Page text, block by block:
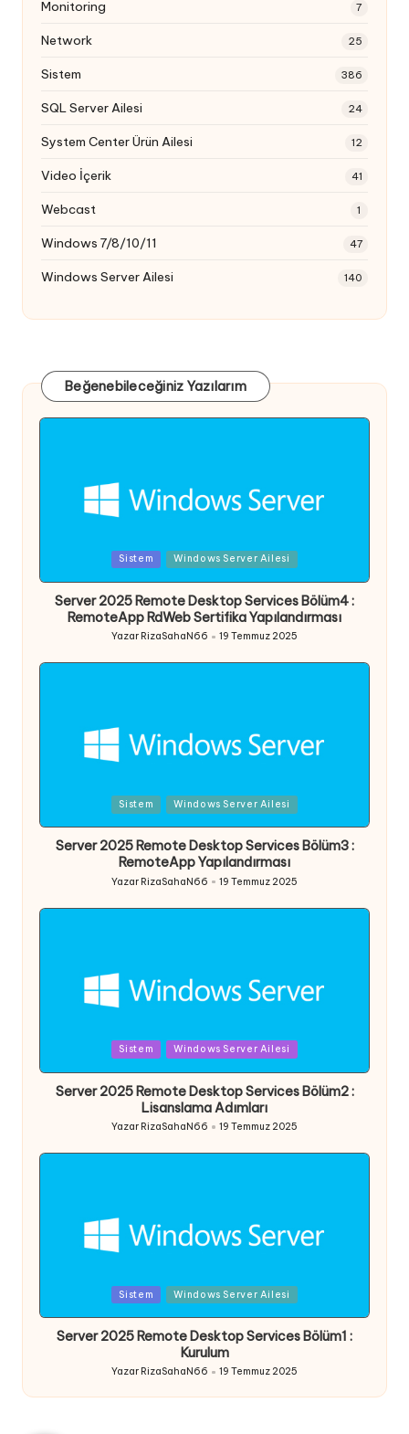
Monitoring 7
Network 25
Sistem 386
SQL Server Ailesi 24
System Center Ürün Ailesi 12
Video İçerik 41
Webcast 1
Windows 7/8/10/11 47
Windows Server Ailesi 140
Beğenebileceğiniz Yazılarım
Sistem Windows Server Ailesi
Server 2025 Remote Desktop Services Bölüm4 :
RemoteApp RdWeb Sertifika Yapılandırması
Posted
by
Yazar RizaSahaN66 19 Temmuz 2025
Sistem Windows Server Ailesi
Server 2025 Remote Desktop Services Bölüm3 :
RemoteApp Yapılandırması
Posted
Yazar RizaSahaN66 19 Temmuz 2025
Sistem Windows Server Ailesi
Server 2025 Remote Desktop Services Bölüm2 :
Lisanslama Adımları
Posted
by
Yazar RizaSahaN66 19 Temmuz 2025
Sistem Windows Server Ailesi
Server 2025 Remote Desktop Services Bölüm1 :
Kurulum
by
Yazar RizaSahaN66 19 Temmuz 2025